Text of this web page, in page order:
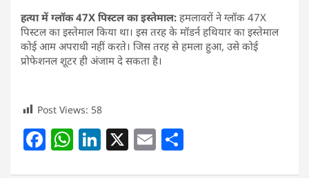
हत्या में ग्लॉक 47X पिस्टल का इस्तेमाल: हमलावरों ने ग्लॉक 47X
पिस्टल का इस्तेमाल किया था। इस तरह के मॉडर्न हथियार का इस्तेमाल
कोई आम अपराधी नहीं करते। जिस तरह से हमला हुआ, उसे कोई
प्रोफेशनल शूटर ही अंजाम दे सकता है।
Post Views: 58
F W Li X E